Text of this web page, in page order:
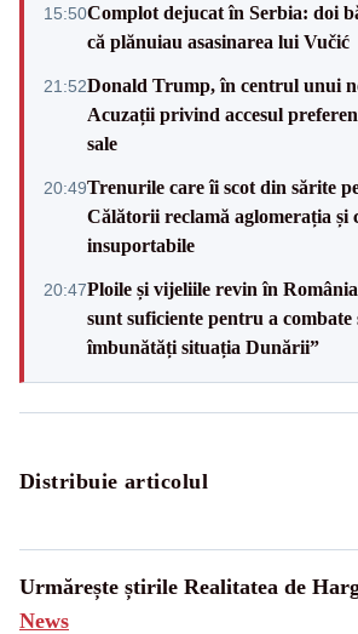
15:50Complot dejucat în Serbia: doi
că plănuiau asasinarea lui Vučić
21:52Donald Trump, în centrul unui
Acuzații privind accesul
sale
20:49Trenurile care îi scot din sărite
Călătorii reclamă aglomerația și
insuportabile
20:47Ploile și vijeliile revin în
sunt suficiente pentru a combate
îmbunătăți situația Dunării”
Distribuie articolul
Urmărește știrile Realitatea de
News